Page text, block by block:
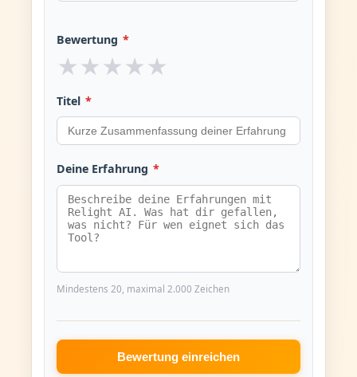
Bewertung *
★ ★ ★ ★ ★
Titel *
Deine Erfahrung *
Mindestens 20, maximal 2.000 Zeichen
Bewertung einreichen